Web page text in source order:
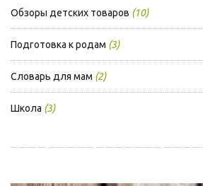
Обзоры детских товаров (10)
Подготовка к родам (3)
Словарь для мам (2)
Школа (3)